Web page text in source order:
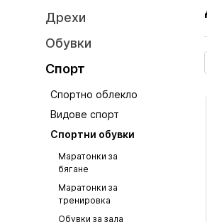
Дрехи
Обувки
Спорт
Спортно облекло
Видове спорт
Спортни обувки
Маратонки за
бягане
Маратонки за
тренировка
Обувки за зала